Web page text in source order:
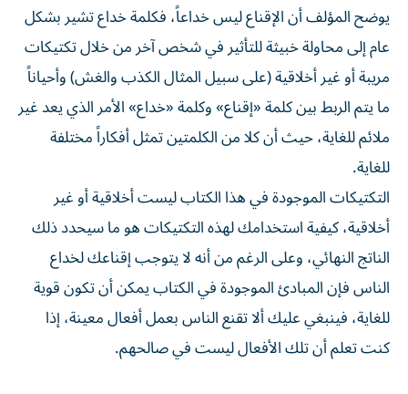
يوضح المؤلف أن الإقناع ليس خداعاً، فكلمة خداع تشير بشكل
عام إلى محاولة خبيثة للتأثير في شخص آخر من خلال تكتيكات
مريبة أو غير أخلاقية (على سبيل المثال الكذب والغش) وأحياناً
ما يتم الربط بين كلمة «إقناع» وكلمة «خداع» الأمر الذي يعد غير
ملائم للغاية، حيث أن كلا من الكلمتين تمثل أفكاراً مختلفة
للغاية.
التكتيكات الموجودة في هذا الكتاب ليست أخلاقية أو غير
أخلاقية، كيفية استخدامك لهذه التكتيكات هو ما سيحدد ذلك
الناتج النهائي، وعلى الرغم من أنه لا يتوجب إقناعك لخداع
الناس فإن المبادئ الموجودة في الكتاب يمكن أن تكون قوية
للغاية، فينبغي عليك ألا تقنع الناس بعمل أفعال معينة، إذا
كنت تعلم أن تلك الأفعال ليست في صالحهم.